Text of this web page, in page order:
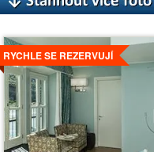
RYCHLE SE REZERVUJÍ
Více